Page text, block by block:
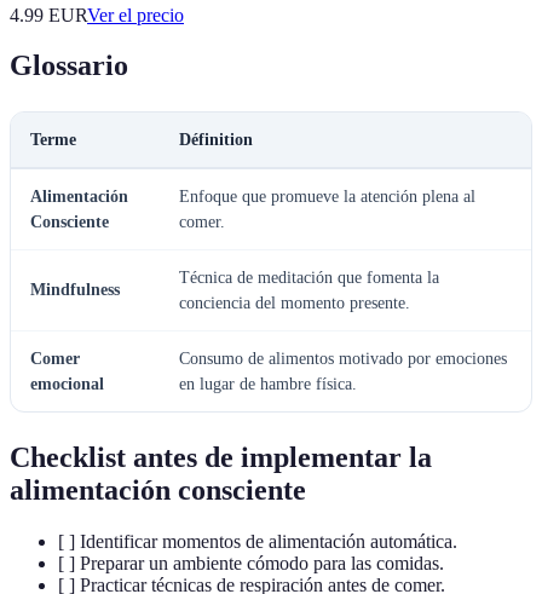
4.99 EURVer el precio
Glossario
Terme Définition
Alimentación
Consciente
Enfoque que promueve la atención plena al
comer.
Mindfulness
Técnica de meditación que fomenta la
conciencia del momento presente.
Comer
emocional
Consumo de alimentos motivado por emociones
en lugar de hambre física.
Checklist antes de implementar la
alimentación consciente
[ ] Identificar momentos de alimentación automática.
[ ] Preparar un ambiente cómodo para las comidas.
[ ] Practicar técnicas de respiración antes de comer.